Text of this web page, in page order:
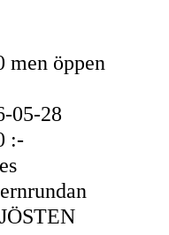
men öppen
05-28
:-